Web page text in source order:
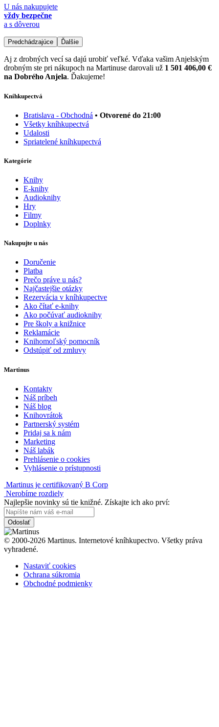
U nás nakupujete
vždy bezpečne
a s dôverou
Predchádzajúce Ďalšie
Aj z drobných vecí sa dajú urobiť veľké. Vďaka vašim Anjelským
drobným ste pri nákupoch na Martinuse darovali už 1 501 406,00 €
na Dobrého Anjela. Ďakujeme!
Kníhkupectvá
Bratislava - Obchodná • Otvorené do 21:00
Všetky kníhkupectvá
Udalosti
Spriatelené kníhkupectvá
Kategórie
Knihy
E-knihy
Audioknihy
Hry
Filmy
Doplnky
Nakupujte u nás
Doručenie
Platba
Prečo práve u nás?
Najčastejšie otázky
Rezervácia v kníhkupectve
Ako čítať e-knihy
Ako počúvať audioknihy
Pre školy a knižnice
Reklamácie
Knihomoľský pomocník
Odstúpiť od zmluvy
Martinus
Kontakty
Náš príbeh
Náš blog
Knihovrátok
Partnerský systém
Pridaj sa k nám
Marketing
Náš labák
Prehlásenie o cookies
Vyhlásenie o prístupnosti
Martinus je certifikovaný B Corp
Nerobíme rozdiely
Najlepšie novinky sú tie knižné. Získajte ich ako prví:
Odoslať
© 2000-2026 Martinus. Internetové kníhkupectvo. Všetky práva
vyhradené.
Nastaviť cookies
Ochrana súkromia
Obchodné podmienky